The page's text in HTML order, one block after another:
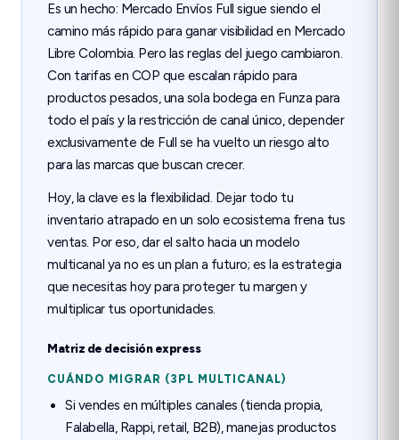
Es un hecho: Mercado Envíos Full sigue siendo el
camino más rápido para ganar visibilidad en Mercado
Libre Colombia. Pero las reglas del juego cambiaron.
Con tarifas en COP que escalan rápido para
productos pesados, una sola bodega en Funza para
todo el país y la restricción de canal único, depender
exclusivamente de Full se ha vuelto un riesgo alto
para las marcas que buscan crecer.
Hoy, la clave es la flexibilidad. Dejar todo tu
inventario atrapado en un solo ecosistema frena tus
ventas. Por eso, dar el salto hacia un modelo
multicanal ya no es un plan a futuro; es la estrategia
que necesitas hoy para proteger tu margen y
multiplicar tus oportunidades.
Matriz de decisión express
CUÁNDO MIGRAR (3PL MULTICANAL)
Si vendes en múltiples canales (tienda propia,
Falabella, Rappi, retail, B2B), manejas productos